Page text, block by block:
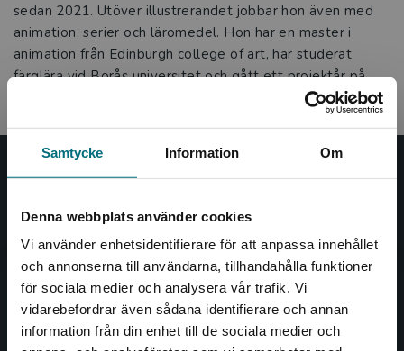
Samtycke Information Om
Denna webbplats använder cookies
Vi använder enhetsidentifierare för att anpassa innehållet
och annonserna till användarna, tillhandahålla funktioner
för sociala medier och analysera vår trafik. Vi
vidarebefordrar även sådana identifierare och annan
information från din enhet till de sociala medier och
Begränsad fraktregion
sedan 2021. Utöver illustrerandet jobbar hon även med
animation, serier och läromedel. Hon har en master i
animation från Edinburgh college of art, har studerat
färglära vid Borås universitet och gått ett projektår på
Nypon och Vilja
Nypon och Vilja förlag ger ut böcker som väcker läslust
och öppnar dörren till nya världar och möjligheter för
såväl barn som vuxna.
Nypon och Vilja förlag är en del av Studentlitteratur.
Kontakta oss